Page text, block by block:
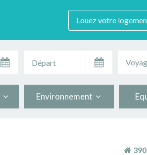
Louez votre
Environnement